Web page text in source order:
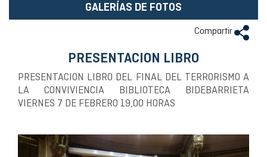
GALERÍAS DE FOTOS
Compartir
PRESENTACION LIBRO
PRESENTACION LIBRO DEL FINAL DEL TERRORISMO A
LA CONVIVIENCIA BIBLIOTECA BIDEBARRIETA
VIERNES 7 DE FEBRERO 19,00 HORAS